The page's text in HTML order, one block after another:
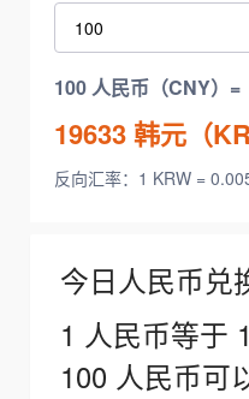
100 人民币（CNY）=
19633韩元（
反向汇率：1 KRW =
今日人民币兑
1 人民币等于
100 人民币可